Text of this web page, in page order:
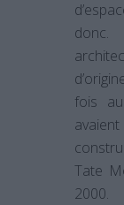
fois
avaient
Tate
2000.